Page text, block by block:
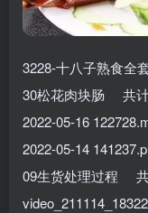
3228-十八子熟食
30松花肉块肠 共
2022-05-16
2022-05-14
09生货处理过程